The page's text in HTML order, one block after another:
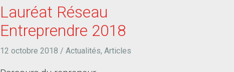
Lauréat Réseau
Entreprendre 2018
12 octobre 2018 / Actualités, Articles